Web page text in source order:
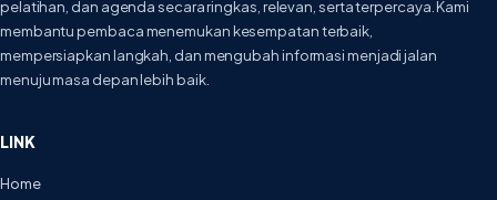
pelatihan, dan agenda secara ringkas, relevan, serta terpercaya. Kami
membantu pembaca menemukan kesempatan terbaik,
mempersiapkan langkah, dan mengubah informasi menjadi jalan
menuju masa depan lebih baik.
LINK
Home